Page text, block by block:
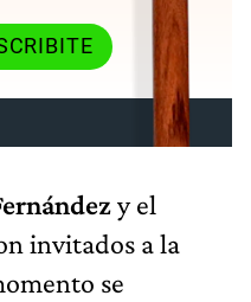
y el
invitados a la
se